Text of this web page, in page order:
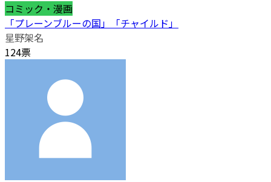
コミック・漫画
「プレーンブルーの国」「チャイルド」
星野架名
124票